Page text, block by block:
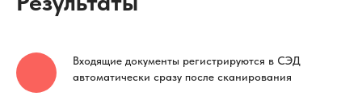
Входящие документы регистрируются в СЭД
автоматически сразу после сканирования